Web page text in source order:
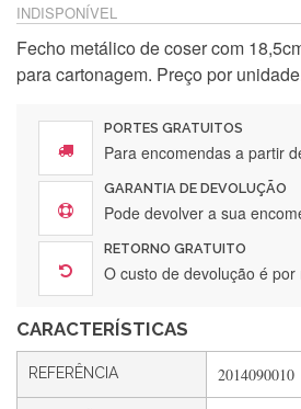
INDISPONÍVEL
Fecho metálico de coser com
para cartonagem. Preço por
PORTES GRATUITOS
Para encomendas a partir
GARANTIA DE DEVOLUÇÃO
Pode devolver a sua
RETORNO GRATUITO
O custo de devolução é por
CARACTERÍSTICAS
REFERÊNCIA 2014090010
Silvia Lopes
encomendar.
Silvia André
Gostei ,Serviço bastante
Rápido, atendimento 5*. Hoje chegará
feita de muitas